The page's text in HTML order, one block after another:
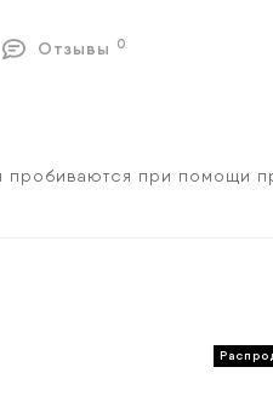
Отзывы 0
пробиваются при помощи